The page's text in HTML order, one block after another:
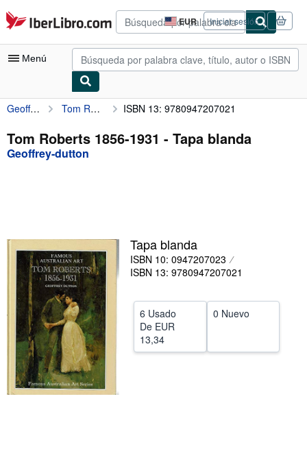
Pasar al contenido principal
IberLibro.com EUR
Preferencias
de
compra
del
Iniciar sesión
Menú
Mi cuenta
Consultar mis pedidos
Búsqueda avanzada
Vendedores
Comenzar a vender
Ayuda
CERRAR
Geoffrey-dutton Tom Roberts 1856-1931 ISBN 13: 9780947207021
Tom Roberts 1856-1931 - Tapa blanda
Geoffrey-dutton
Tapa blanda
ISBN 10: 0947207023
ISBN 13: 9780947207021
6 Usado
De EUR
13,34
0 Nuevo